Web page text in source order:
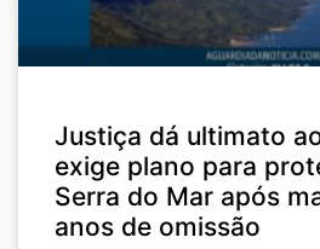
Justiça dá ultimato
exige plano para
Serra do Mar após
anos de omissão